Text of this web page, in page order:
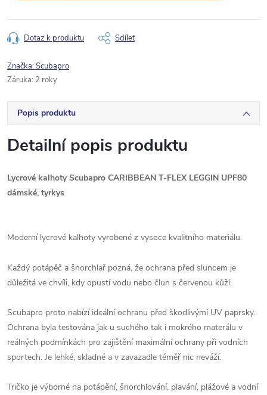
Dotaz k produktu Sdílet
Značka:Scubapro
Záruka: 2 roky
Popis produktu
Detailní popis produktu
Lycrové kalhoty Scubapro CARIBBEAN T-FLEX LEGGIN UPF80
dámské, tyrkys
Moderní lycrové kalhoty vyrobené z vysoce kvalitního materiálu.
Každý potápěč a šnorchlař pozná, že ochrana před sluncem je
důležitá ve chvíli, kdy opustí vodu nebo člun s červenou kůží.
Scubapro proto nabízí ideální ochranu před škodlivými UV paprsky.
Ochrana byla testována jak u suchého tak i mokrého materálu v
reálných podmínkách pro zajištění maximální ochrany při vodních
sportech. Je lehké, skladné a v zavazadle téměř nic neváží.
Tričko je výborné na potápění, šnorchlování, plavání, plážové a vodní